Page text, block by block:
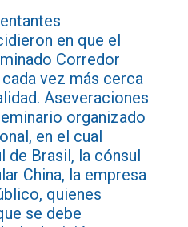
en que el
Corredor
vez más cerca
Aseveraciones
organizado
en el cual
de Brasil, la cónsul
China, la empresa
quienes
se debe